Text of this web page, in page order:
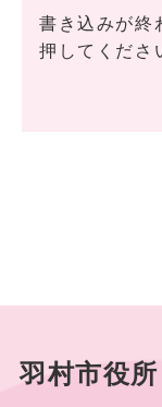
書き込みが終
押してくださ
羽村市役